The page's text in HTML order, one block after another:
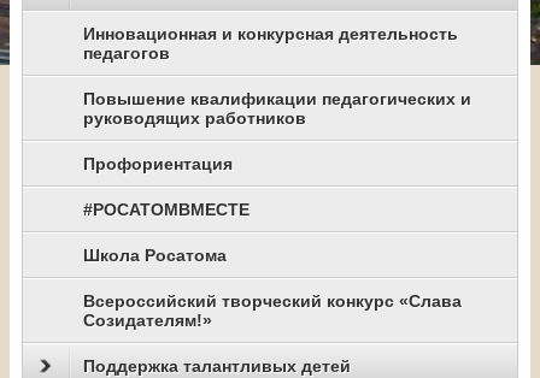
Инновационная и конкурсная деятельность
педагогов
Повышение квалификации педагогических и
руководящих работников
Профориентация
#РОСАТОМВМЕСТЕ
Школа Росатома
Всероссийский творческий конкурс «Слава
Созидателям!»
Поддержка талантливых детей